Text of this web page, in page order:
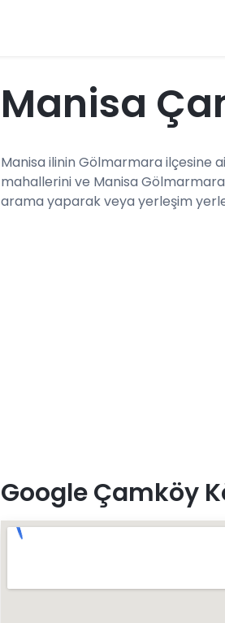
Manisa
Manisa ilinin Gölmarmara ilçesine
mahallerini ve Manisa
arama yaparak veya yerleşim
Google Çamköy